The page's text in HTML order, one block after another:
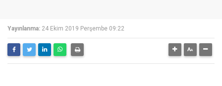
Yayınlanma: 24 Ekim 2019 Perşembe 09:22